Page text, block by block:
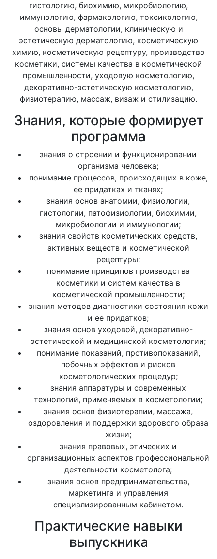
гистологию, биохимию, микробиологию,
иммунологию, фармакологию, токсикологию,
основы дерматологии, клиническую и
эстетическую дерматологию, косметическую
химию, косметическую рецептуру, производство
косметики, системы качества в косметической
промышленности, уходовую косметологию,
декоративно-эстетическую косметологию,
физиотерапию, массаж, визаж и стилизацию.
Знания, которые формирует
программа
знания о строении и функционировании
организма человека;
понимание процессов, происходящих в коже,
ее придатках и тканях;
знания основ анатомии, физиологии,
гистологии, патофизиологии, биохимии,
микробиологии и иммунологии;
знания свойств косметических средств,
активных веществ и косметической
рецептуры;
понимание принципов производства
косметики и систем качества в
косметической промышленности;
знания методов диагностики состояния кожи
и ее придатков;
знания основ уходовой, декоративно-
эстетической и медицинской косметологии;
понимание показаний, противопоказаний,
побочных эффектов и рисков
косметологических процедур;
знания аппаратуры и современных
технологий, применяемых в косметологии;
знания основ физиотерапии, массажа,
оздоровления и поддержки здорового образа
жизни;
знания правовых, этических и
организационных аспектов профессиональной
деятельности косметолога;
знания основ предпринимательства,
маркетинга и управления
специализированным кабинетом.
Практические навыки
выпускника